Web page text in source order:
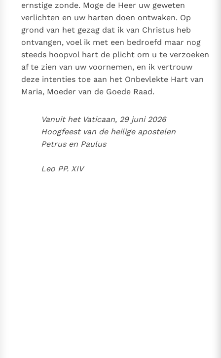
ernstige zonde. Moge de Heer uw geweten
verlichten en uw harten doen ontwaken. Op
grond van het gezag dat ik van Christus heb
ontvangen, voel ik met een bedroefd maar nog
steeds hoopvol hart de plicht om u te verzoeken
af te zien van uw voornemen, en ik vertrouw
deze intenties toe aan het Onbevlekte Hart van
Maria, Moeder van de Goede Raad.
Vanuit het Vaticaan, 29 juni 2026
Hoogfeest van de heilige apostelen
Petrus en Paulus
Leo PP. XIV